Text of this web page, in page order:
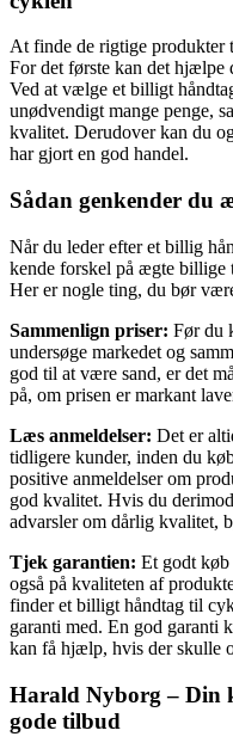
At finde de rigtige produkter
For det første kan det hjælpe
Ved at vælge et billigt
unødvendigt mange penge,
kvalitet. Derudover kan du
har gjort en god handel.
Sådan genkender du
Når du leder efter et billig
kende forskel på ægte billige
Her er nogle ting, du bør
Sammenlign priser: Før du
undersøge markedet og
god til at være sand, er det
på, om prisen er markant
Læs anmeldelser: Det er
tidligere kunder, inden du
positive anmeldelser om
god kvalitet. Hvis du
advarsler om dårlig kvalitet,
Tjek garantien: Et godt køb
også på kvaliteten af
finder et billigt håndtag til
garanti med. En god garanti
kan få hjælp, hvis der skulle
Harald Nyborg – Din
gode tilbud